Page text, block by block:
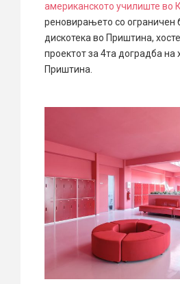
американското училиште во
реновирањето со ограничен
дискотека во Приштина,
проектот за 4та доградба на
Приштина.